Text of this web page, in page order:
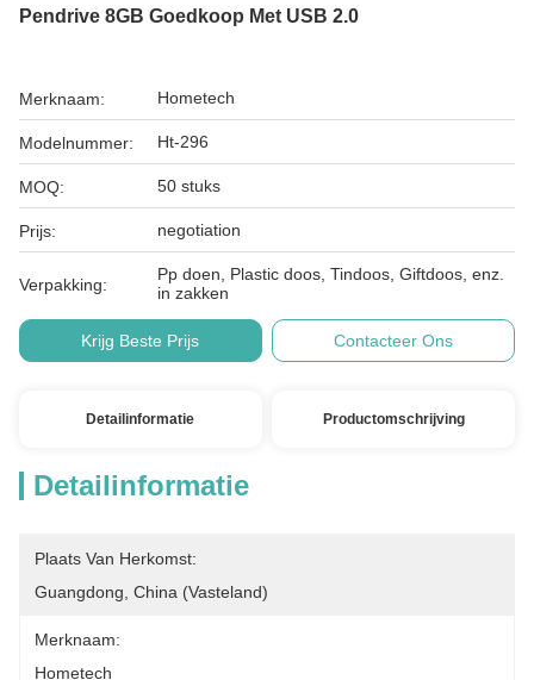
Pendrive 8GB Goedkoop Met USB 2.0
Merknaam: Hometech
Modelnummer: Ht-296
MOQ: 50 stuks
Prijs: negotiation
Verpakking:
Pp doen, Plastic doos, Tindoos, Giftdoos, enz.
in zakken
Krijg Beste Prijs Contacteer Ons
Detailinformatie Productomschrijving
Detailinformatie
Plaats Van Herkomst:
Guangdong, China (vasteland)
Merknaam:
Hometech